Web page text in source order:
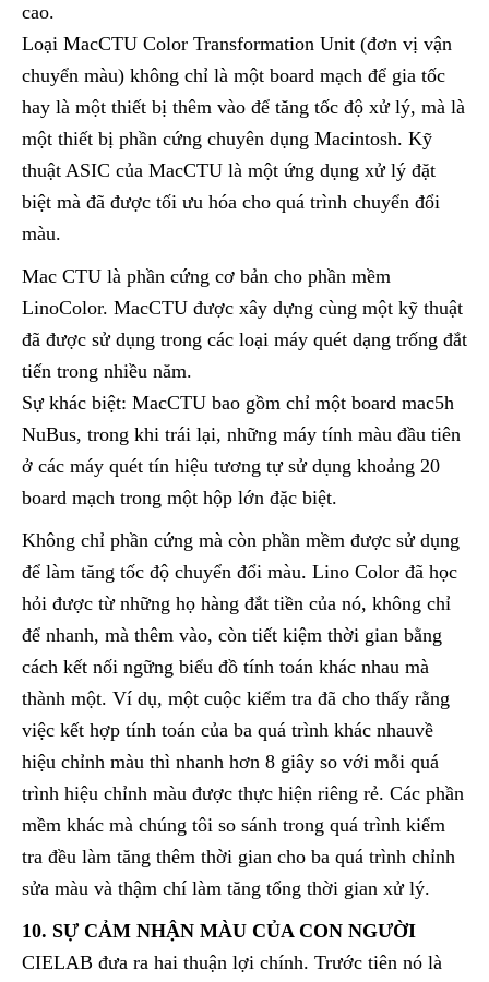
cao.
Loại MacCTU Color Transformation Unit (đơn vị vận
chuyển màu) không chỉ là một board mạch để gia tốc
hay là một thiết bị thêm vào để tăng tốc độ xử lý, mà là
một thiết bị phần cứng chuyên dụng Macintosh. Kỹ
thuật ASIC của MacCTU là một ứng dụng xử lý đặt
biệt mà đã được tối ưu hóa cho quá trình chuyển đổi
màu.
Mac CTU là phần cứng cơ bản cho phần mềm
LinoColor. MacCTU được xây dựng cùng một kỹ thuật
đã được sử dụng trong các loại máy quét dạng trống đắt
tiến trong nhiều năm.
Sự khác biệt: MacCTU bao gồm chỉ một board mac5h
NuBus, trong khi trái lại, những máy tính màu đầu tiên
ở các máy quét tín hiệu tương tự sử dụng khoảng 20
board mạch trong một hộp lớn đặc biệt.
Không chỉ phần cứng mà còn phần mềm được sử dụng
để làm tăng tốc độ chuyển đổi màu. Lino Color đã học
hỏi được từ những họ hàng đắt tiền của nó, không chỉ
để nhanh, mà thêm vào, còn tiết kiệm thời gian bằng
cách kết nối ngững biểu đồ tính toán khác nhau mà
thành một. Ví dụ, một cuộc kiểm tra đã cho thấy rằng
việc kết hợp tính toán của ba quá trình khác nhauvề
hiệu chỉnh màu thì nhanh hơn 8 giây so với mỗi quá
trình hiệu chỉnh màu được thực hiện riêng rẻ. Các phần
mềm khác mà chúng tôi so sánh trong quá trình kiểm
tra đều làm tăng thêm thời gian cho ba quá trình chỉnh
sửa màu và thậm chí làm tăng tổng thời gian xử lý.
10. SỰ CẢM NHẬN MÀU CỦA CON NGƯỜI
CIELAB đưa ra hai thuận lợi chính. Trước tiên nó là